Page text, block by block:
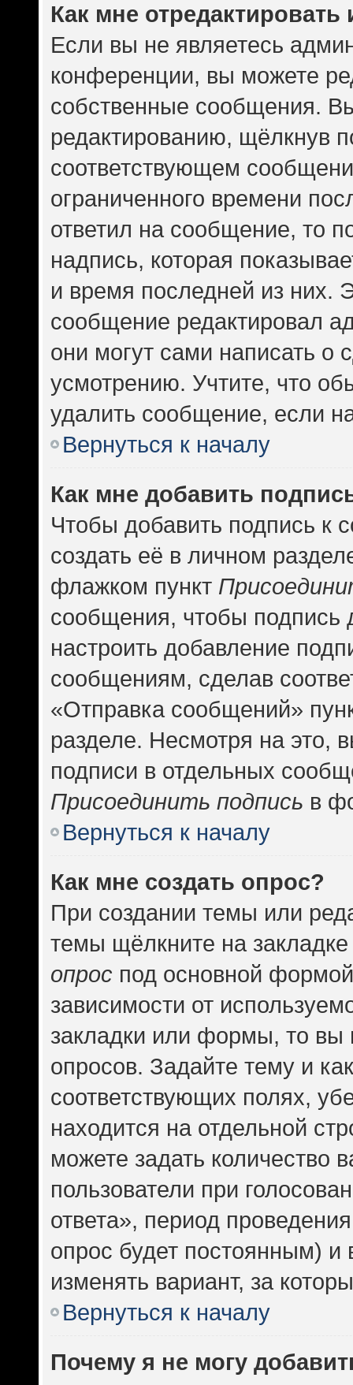
Как мне
Если вы не являетесь
конференции, вы можете
собственные сообщения.
редактированию, щёлкнув
соответствующем
ограниченного времени
ответил на сообщение, то
надпись, которая
и время последней из них.
сообщение редактировал
они могут сами написать о
усмотрению. Учтите, что
удалить сообщение, если
Вернуться к началу
Как мне добавить
Чтобы добавить подпись
создать её в личном
флажком пункт
сообщения, чтобы подпись
настроить добавление
сообщениям, сделав
«Отправка сообщений»
разделе. Несмотря на это,
подписи в отдельных
Присоединить подпись в
Вернуться к началу
Как мне создать опрос?
При создании темы или
темы щёлкните на
опрос под основной
зависимости от
закладки или формы, то вы
опросов. Задайте тему и
соответствующих полях,
находится на отдельной
можете задать количество
пользователи при
ответа», период
опрос будет постоянным) и
изменять вариант, за
Вернуться к началу
Почему я не могу